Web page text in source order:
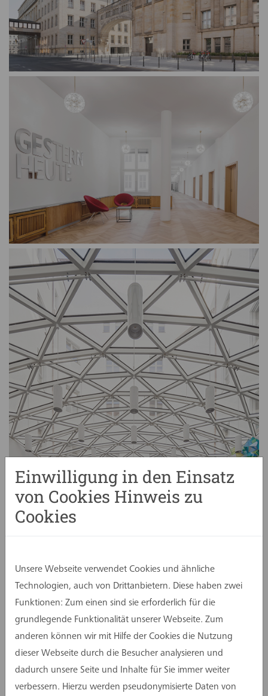
Einwilligung in den Einsatz
von Cookies Hinweis zu
Cookies
Unsere Webseite verwendet Cookies und ähnliche
Technologien, auch von Drittanbietern. Diese haben zwei
Funktionen: Zum einen sind sie erforderlich für die
grundlegende Funktionalität unserer Webseite. Zum
anderen können wir mit Hilfe der Cookies die Nutzung
dieser Webseite durch die Besucher analysieren und
dadurch unsere Seite und Inhalte für Sie immer weiter
verbessern. Hierzu werden pseudonymisierte Daten von